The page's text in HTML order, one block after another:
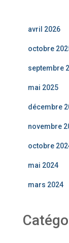
avril 2026
octobre
septembre
mai 2025
décembre
novembre
octobre
mai 2024
mars 2024